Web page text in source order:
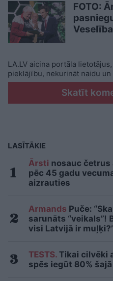
FOTO:
LA.LV aicina portāla
pieklājību, nekurināt naidu
Skatīt
LASĪTĀKIE
Ārsti nosauc četrus
pēc 45 gadu
aizrauties
Armands Puče:
sarunāts “veikals”!
visi Latvijā ir
TESTS. Tikai cilvēki
spēs iegūt 80%